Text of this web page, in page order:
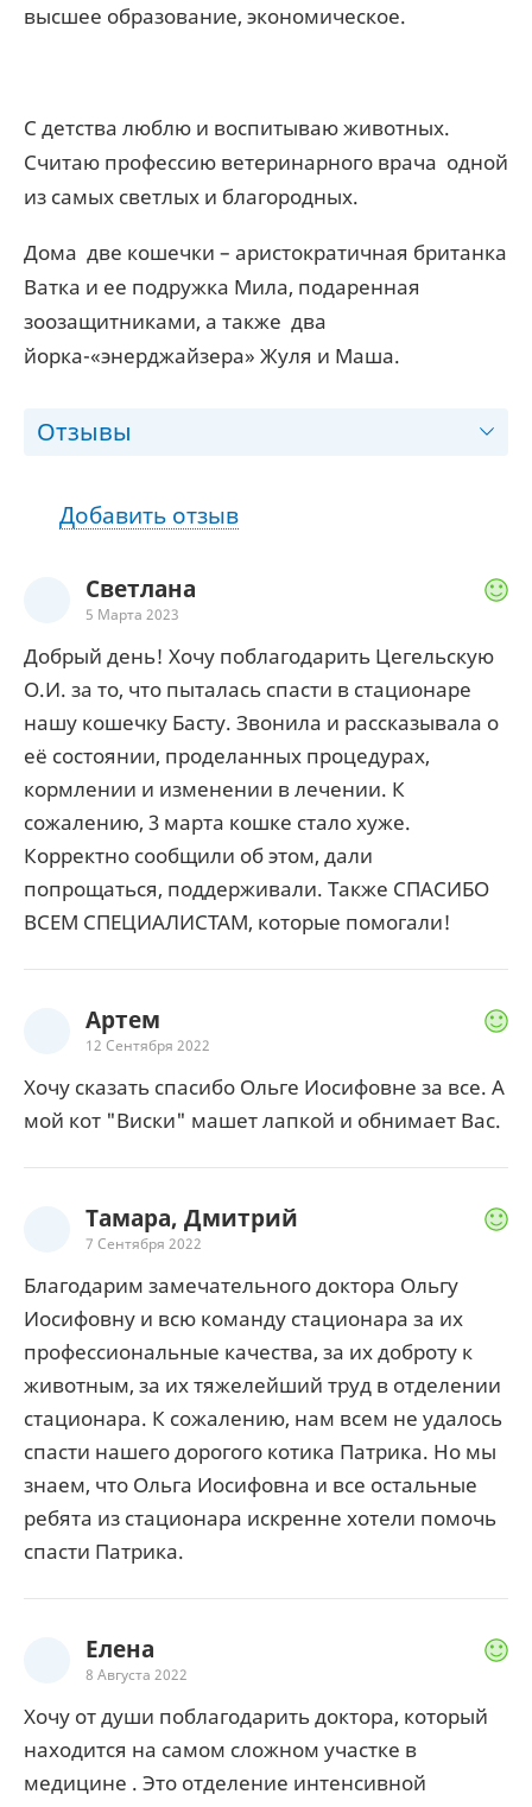
высшее образование, экономическое.
С детства люблю и воспитываю животных.
Считаю профессию ветеринарного врача одной
из самых светлых и благородных.
Дома две кошечки – аристократичная британка
Ватка и ее подружка Мила, подаренная
зоозащитниками, а также два
йорка-«энерджайзера» Жуля и Маша.
Отзывы
Добавить отзыв
Светлана
5 Марта 2023
Добрый день! Хочу поблагодарить Цегельскую
О.И. за то, что пыталась спасти в стационаре
нашу кошечку Басту. Звонила и рассказывала о
её состоянии, проделанных процедурах,
кормлении и изменении в лечении. К
сожалению, 3 марта кошке стало хуже.
Корректно сообщили об этом, дали
попрощаться, поддерживали. Также СПАСИБО
ВСЕМ СПЕЦИАЛИСТАМ, которые помогали!
Артем
12 Сентября 2022
Хочу сказать спасибо Ольге Иосифовне за все. А
мой кот "Виски" машет лапкой и обнимает Вас.
Тамара, Дмитрий
7 Сентября 2022
Благодарим замечательного доктора Ольгу
Иосифовну и всю команду стационара за их
профессиональные качества, за их доброту к
животным, за их тяжелейший труд в отделении
стационара. К сожалению, нам всем не удалось
спасти нашего дорогого котика Патрика. Но мы
знаем, что Ольга Иосифовна и все остальные
ребята из стационара искренне хотели помочь
спасти Патрика.
Елена
8 Августа 2022
Хочу от души поблагодарить доктора, который
находится на самом сложном участке в
медицине . Это отделение интенсивной